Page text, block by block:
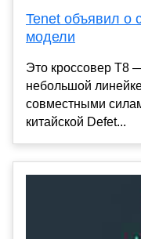
Tenet объявил о
модели
Это кроссовер T8
небольшой
совместными
китайской Defet...